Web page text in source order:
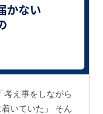
考え事をしながら
いていた」 そん